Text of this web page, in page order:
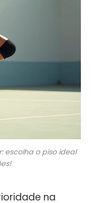
escolha o piso ideal
na